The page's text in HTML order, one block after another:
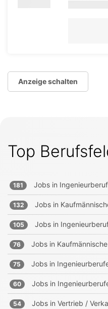
Anzeige schalten
Top
181 Jobs in
132 Jobs in
105 Jobs in
76 Jobs in
75 Jobs in
60 Jobs in
54 Jobs in Vertrieb /